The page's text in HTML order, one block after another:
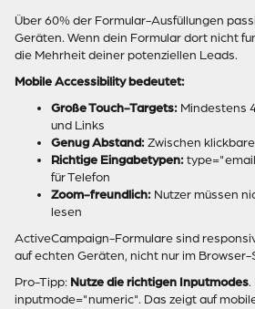
Über 60% der Formular-Ausfüllungen
Geräten. Wenn dein Formular dort nicht
die Mehrheit deiner potenziellen Leads.
Mobile Accessibility bedeutet:
Große Touch-Targets: Mindestens
und Links
Genug Abstand: Zwischen
Richtige Eingabetypen:
für Telefon
Zoom-freundlich: Nutzer müssen
lesen
ActiveCampaign-Formulare sind
auf echten Geräten, nicht nur im Browser-
Pro-Tipp: Nutze die richtigen Inputmodes.
inputmode="numeric". Das zeigt auf